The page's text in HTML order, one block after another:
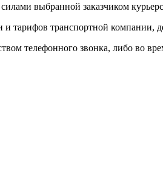
выбранной заказчиком
и тарифов транспортной
телефонного звонка, либо во